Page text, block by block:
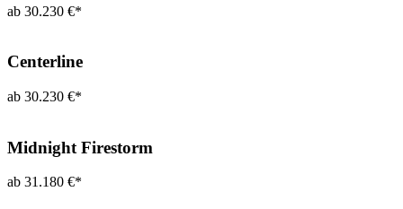
ab 30.230 €*
Centerline
ab 30.230 €*
Midnight Firestorm
ab 31.180 €*